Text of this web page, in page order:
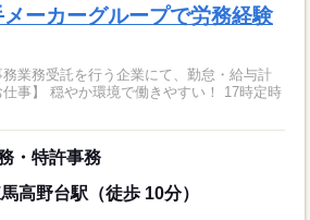
メーカーグループで労務経験
務業務受託を行う企業にて、勤怠・給与計
事】 穏やか環境で働きやすい！ 17時定時
・特許事務
高野台駅（徒歩 10分）